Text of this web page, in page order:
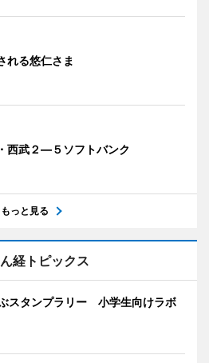
れる悠仁さま
西武２―５ソフトバンク
もっと見る
経トピックス
スタンプラリー 小学生向けラボ